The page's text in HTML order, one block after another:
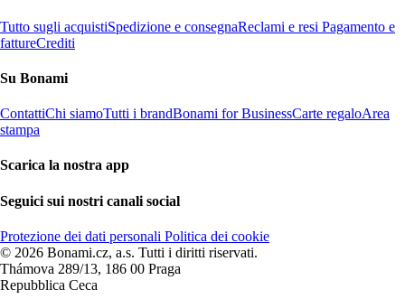
Tutto sugli acquistiSpedizione e consegnaReclami e resi Pagamento e
fattureCrediti
Su Bonami
ContattiChi siamoTutti i brandBonami for BusinessCarte regaloArea
stampa
Scarica la nostra app
Seguici sui nostri canali social
Protezione dei dati personali Politica dei cookie
© 2026 Bonami.cz, a.s. Tutti i diritti riservati.
Thámova 289/13, 186 00 Praga
Repubblica Ceca